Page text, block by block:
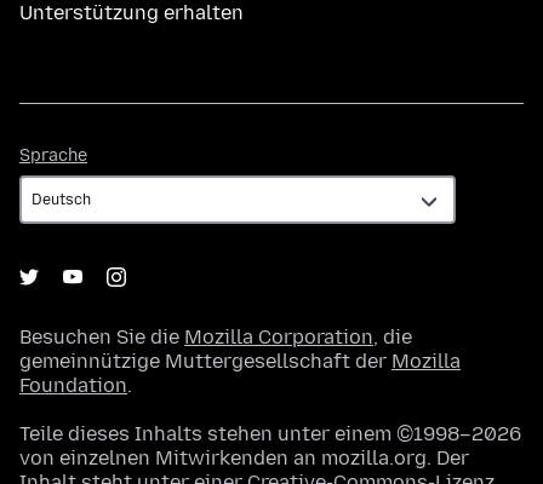
Unterstützung erhalten
Sprache
Besuchen Sie die Mozilla Corporation, die
gemeinnützige Muttergesellschaft der Mozilla
Foundation.
Teile dieses Inhalts stehen unter einem ©1998–2026
von einzelnen Mitwirkenden an mozilla.org. Der